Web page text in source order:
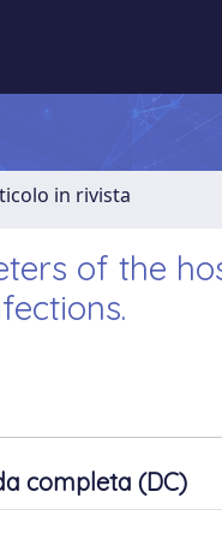
in rivista
of the
completa (DC)